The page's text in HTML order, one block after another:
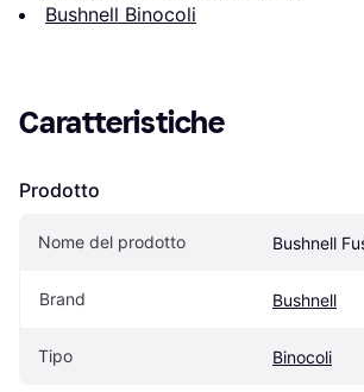
Bushnell Binocoli
Caratteristiche
Prodotto
Nome del prodotto Bushnell
Brand Bushnell
Tipo Binocoli